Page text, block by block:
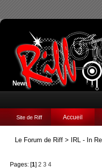
News:
Site de Riff Accueil
Le Forum de Riff > IRL - In
Pages: [1] 2 3 4